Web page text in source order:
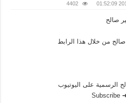
4402
صالح
من خلال هذا الرابط
الرسمية على اليوتيوب
Subscribe